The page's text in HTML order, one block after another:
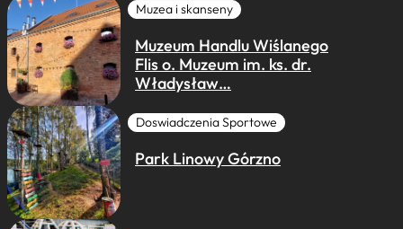
Muzea i skanseny
Muzeum Handlu Wiślanego
Flis o. Muzeum im. ks. dr.
Władysław…
Doswiadczenia Sportowe
Park Linowy Górzno